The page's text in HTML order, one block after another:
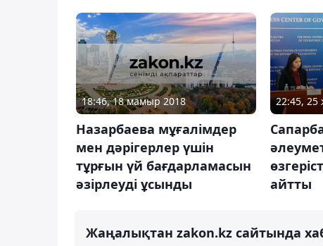
18:46, 18 мамыр 2018
Назарбаева мұғалімдер
мен дәрігерлер үшін
тұрғын үй бағдарламасын
әзірлеуді ұсынды
22:45, 25
айтты
Жаңалықтан zakon.kz сайтында